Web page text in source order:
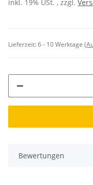
inkl. 19% USt. , zzgl.
Lieferzeit:6 - 10 Werktage
Bewertungen